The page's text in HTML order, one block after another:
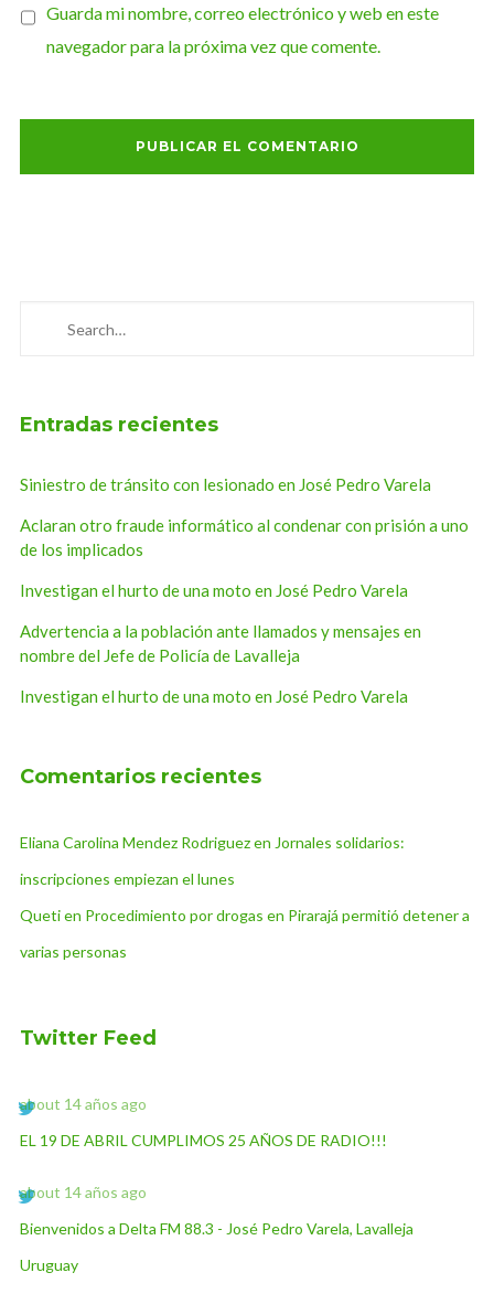
Guarda mi nombre, correo electrónico y web en este
navegador para la próxima vez que comente.
Entradas recientes
Siniestro de tránsito con lesionado en José Pedro Varela
Aclaran otro fraude informático al condenar con prisión a uno
de los implicados
Investigan el hurto de una moto en José Pedro Varela
Advertencia a la población ante llamados y mensajes en
nombre del Jefe de Policía de Lavalleja
Investigan el hurto de una moto en José Pedro Varela
Comentarios recientes
Eliana Carolina Mendez Rodriguezen Jornales solidarios:
inscripciones empiezan el lunes
Quetien Procedimiento por drogas en Pirarajá permitió detener a
varias personas
Twitter Feed
about 14 años ago
EL 19 DE ABRIL CUMPLIMOS 25 AÑOS DE RADIO!!!
about 14 años ago
Bienvenidos a Delta FM 88.3 - José Pedro Varela, Lavalleja
Uruguay